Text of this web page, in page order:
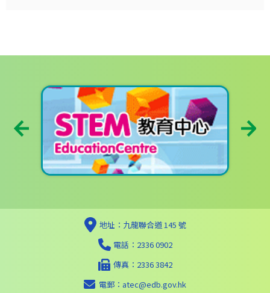
地址：九龍聯合道 145 號
電話：2336 0902
傳真：2336 3842
電郵： atec@edb.gov.hk